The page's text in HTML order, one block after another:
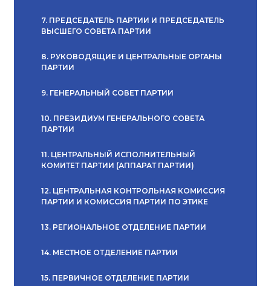
7. ПРЕДСЕДАТЕЛЬ ПАРТИИ И ПРЕДСЕДАТЕЛЬ
ВЫСШЕГО СОВЕТА ПАРТИИ
8. РУКОВОДЯЩИЕ И ЦЕНТРАЛЬНЫЕ ОРГАНЫ
ПАРТИИ
9. ГЕНЕРАЛЬНЫЙ СОВЕТ ПАРТИИ
10. ПРЕЗИДИУМ ГЕНЕРАЛЬНОГО СОВЕТА
ПАРТИИ
11. ЦЕНТРАЛЬНЫЙ ИСПОЛНИТЕЛЬНЫЙ
КОМИТЕТ ПАРТИИ (АППАРАТ ПАРТИИ)
12. ЦЕНТРАЛЬНАЯ КОНТРОЛЬНАЯ КОМИССИЯ
ПАРТИИ И КОМИССИЯ ПАРТИИ ПО ЭТИКЕ
13. РЕГИОНАЛЬНОЕ ОТДЕЛЕНИЕ ПАРТИИ
14. МЕСТНОЕ ОТДЕЛЕНИЕ ПАРТИИ
15. ПЕРВИЧНОЕ ОТДЕЛЕНИЕ ПАРТИИ